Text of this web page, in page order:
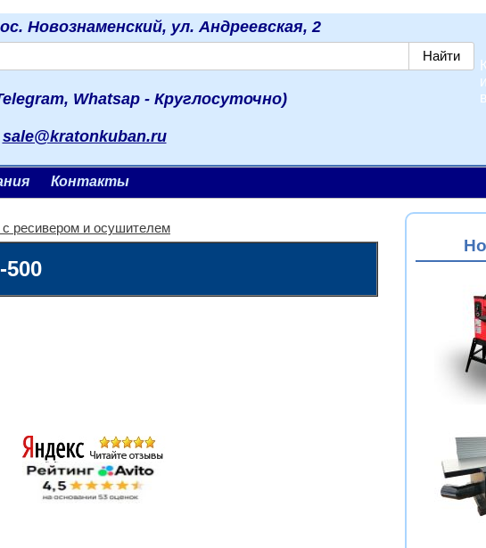
Новознаменский, ул. Андреевская, 2
Whatsap - Круглосуточно)
sale@kratonkuban.ru
Контакты
ресивером и осушителем